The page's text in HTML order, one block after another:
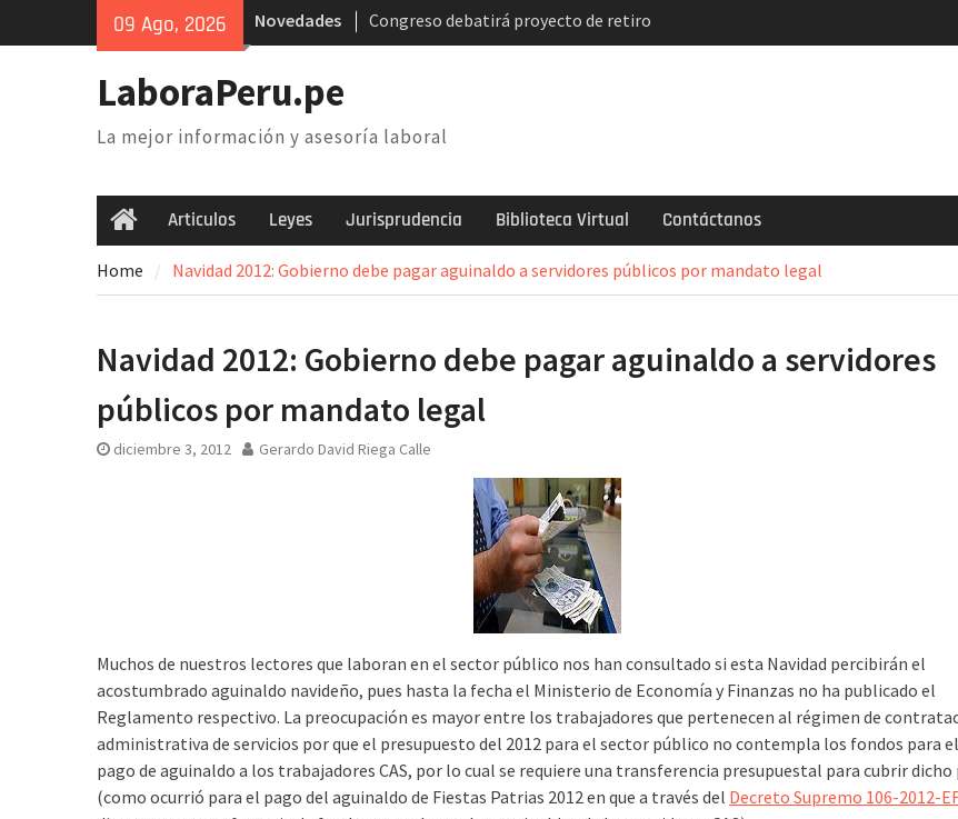
09 Ago, 2026 Novedades
Congreso debatirá proyecto de retiro
AFP. Problema y solución
nacional
necesidad de derogarlo
LaboraPeru.pe
La mejor información y asesoría laboral
HomeArticulos Leyes Jurisprudencia Biblioteca Virtual Contáctanos
Home Navidad 2012: Gobierno debe pagar aguinaldo a servidores públicos por mandato legal
Navidad 2012: Gobierno debe pagar aguinaldo a servidores
públicos por mandato legal
diciembre 3, 2012 Gerardo David Riega Calle
Muchos de nuestros lectores que laboran en el sector público nos han consultado si esta Navidad percibirán el
acostumbrado aguinaldo navideño, pues hasta la fecha el Ministerio de Economía y Finanzas no ha publicado el
Reglamento respectivo. La preocupación es mayor entre los trabajadores que pertenecen al régimen de
administrativa de servicios por que el presupuesto del 2012 para el sector público no contempla los fondos para el
pago de aguinaldo a los trabajadores CAS, por lo cual se requiere una transferencia presupuestal para cubrir dicho
(como ocurrió para el pago del aguinaldo de Fiestas Patrias 2012 en que a través del Decreto Supremo 106-2012-